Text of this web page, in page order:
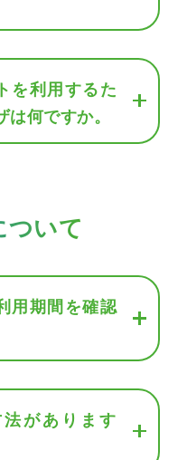
を利用するた
何ですか。
ついて
用期間を確認
があります